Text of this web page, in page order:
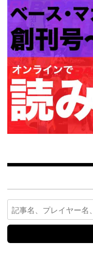
Search
for: